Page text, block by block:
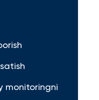
monitoringni